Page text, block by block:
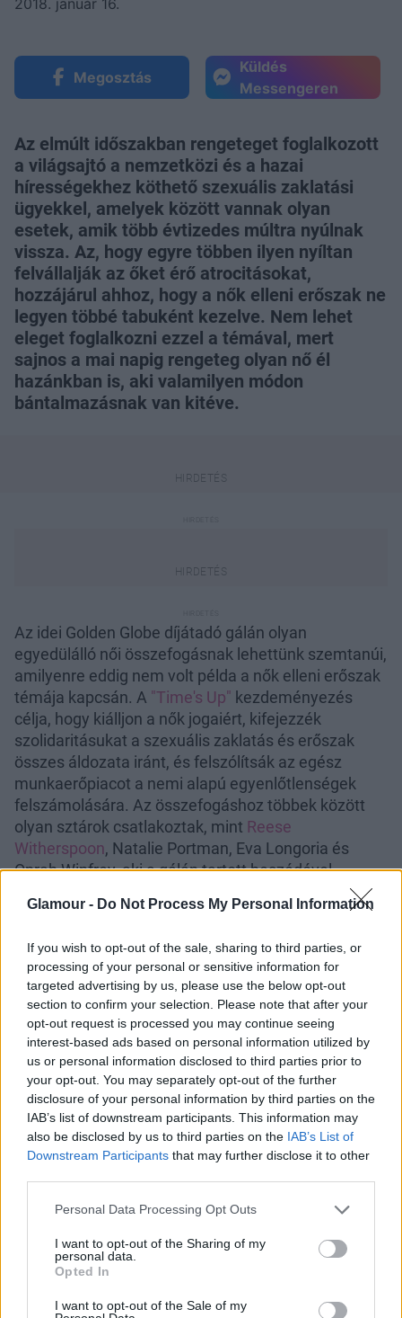
Glamour - Do Not Process My Personal Information
If you wish to opt-out of the sale, sharing to third parties, or
processing of your personal or sensitive information for
targeted advertising by us, please use the below opt-out
section to confirm your selection. Please note that after your
opt-out request is processed you may continue seeing
interest-based ads based on personal information utilized by
us or personal information disclosed to third parties prior to
your opt-out. You may separately opt-out of the further
disclosure of your personal information by third parties on the
IAB’s list of downstream participants. This information may
also be disclosed by us to third parties on the IAB’s List of
Downstream Participants that may further disclose it to other
Please note that this website/app uses one or more Google
not limited to your visit or usage behaviour. You may click to
grant or deny consent to Google and its third-party tags to
use your data for below specified purposes in below Google
consent section.
Personal Data Processing Opt Outs
I want to opt-out of the Sharing of my
personal data.
Opted In
I want to opt-out of the Sale of my
Megosztás
Küldés
Messengeren
Az elmúlt időszakban rengeteget foglalkozott
a világsajtó a nemzetközi és a hazai
hírességekhez köthető szexuális zaklatási
ügyekkel, amelyek között vannak olyan
esetek, amik több évtizedes múltra nyúlnak
vissza. Az, hogy egyre többen ilyen nyíltan
felvállalják az őket érő atrocitásokat,
hozzájárul ahhoz, hogy a nők elleni erőszak ne
legyen többé tabuként kezelve. Nem lehet
eleget foglalkozni ezzel a témával, mert
sajnos a mai napig rengeteg olyan nő él
hazánkban is, aki valamilyen módon
bántalmazásnak van kitéve.
Az idei Golden Globe díjátadó gálán olyan
egyedülálló női összefogásnak lehettünk szemtanúi,
amilyenre eddig nem volt példa a nők elleni erőszak
témája kapcsán. A "Time's Up" kezdeményezés
célja, hogy kiálljon a nők jogaiért, kifejezzék
szolidaritásukat a szexuális zaklatás és erőszak
összes áldozata iránt, és felszólítsák az egész
munkaerőpiacot a nemi alapú egyenlőtlenségek
felszámolására. Az összefogáshoz többek között
olyan sztárok csatlakoztak, mint Reese
Witherspoon, Natalie Portman, Eva Longoria és
Oprah Winfrey, aki a gálán tartott beszédével
A GLAMOUR magazin is idén a NANE-t támogatja a
Women of the Year Az év hősnője díjával, akik
rengeteget tesznek a nők elleni erőszak
visszaszorítása érdekében Magyarországon.
„Örömmel látjuk, hogy elindult egy olyan
nemzetközi összefogás, amely a nők érdekeit és
védelmét szolgálja. Büszkék vagyunk arra, hogy
partnerünkkel, a Magyar Ökumenikus
Segélyszervezettel többféleképpen működünk
együtt: támogattuk többek között a Titkos
Menedékházuk bővítését és a kapcsolaton belüli
erőszakkal kapcsolatos edukációs órák